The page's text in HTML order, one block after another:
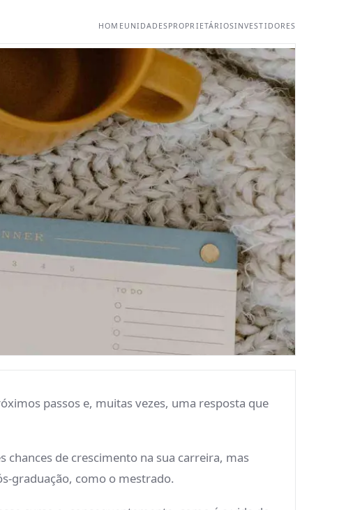
HOMEUNIDADESPROPRIETÁRIOSINVESTIDORES
passos e, muitas vezes, uma resposta que
de crescimento na sua carreira, mas
graduação, como o mestrado.